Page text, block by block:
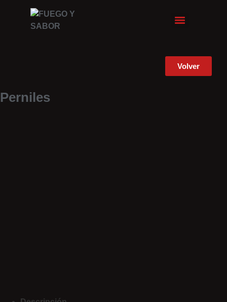
Volver
Perniles